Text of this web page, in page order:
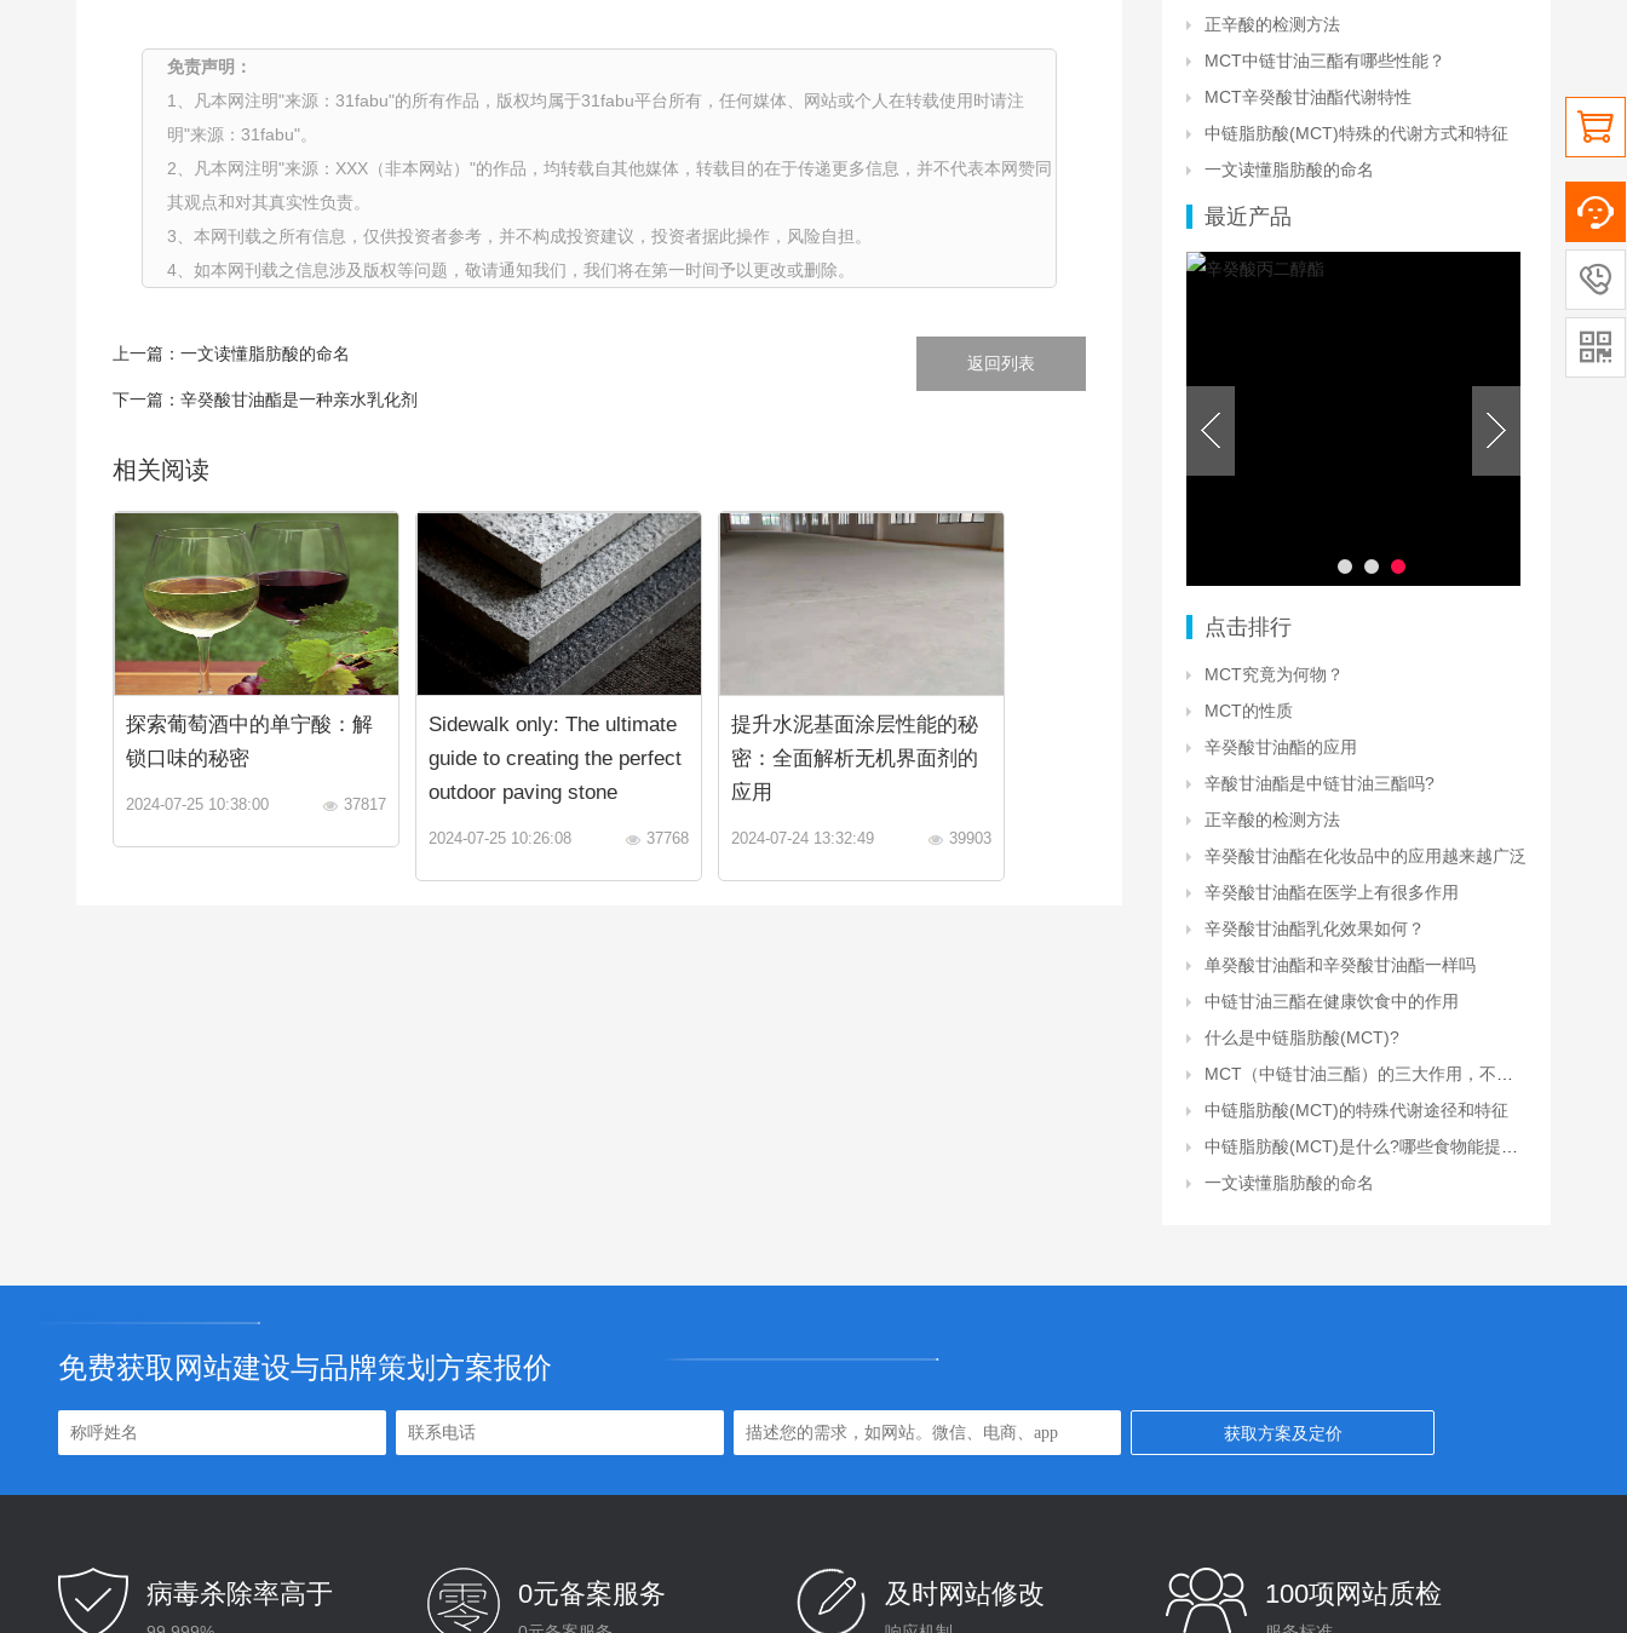
免责声明：
1、凡本网注明"来源：31fabu"的所有作品，版权均属于31fabu平台所有，任何媒体、网站或个人在转载使用时请注
明"来源：31fabu"。
2、凡本网注明"来源：XXX（非本网站）"的作品，均转载自其他媒体，转载目的在于传递更多信息，并不代表本网赞同
其观点和对其真实性负责。
3、本网刊载之所有信息，仅供投资者参考，并不构成投资建议，投资者据此操作，风险自担。
4、如本网刊载之信息涉及版权等问题，敬请通知我们，我们将在第一时间予以更改或删除。
返回列表
上一篇： 一文读懂脂肪酸的命名
下一篇： 辛癸酸甘油酯是一种亲水乳化剂
相关阅读
探索葡萄酒中的单宁酸：解
锁口味的秘密
2024-07-25 10:38:00 37817
Sidewalk only: The ultimate
guide to creating the perfect
outdoor paving stone
2024-07-25 10:26:08 37768
提升水泥基面涂层性能的秘
密：全面解析无机界面剂的
应用
2024-07-24 13:32:49 39903
正辛酸的检测方法
MCT中链甘油三酯有哪些性能？
MCT辛癸酸甘油酯代谢特性
中链脂肪酸(MCT)特殊的代谢方式和特征
一文读懂脂肪酸的命名
最近产品
点击排行
MCT究竟为何物？
MCT的性质
辛癸酸甘油酯的应用
辛酸甘油酯是中链甘油三酯吗?
正辛酸的检测方法
辛癸酸甘油酯在化妆品中的应用越来越广泛
辛癸酸甘油酯在医学上有很多作用
辛癸酸甘油酯乳化效果如何？
单癸酸甘油酯和辛癸酸甘油酯一样吗
中链甘油三酯在健康饮食中的作用
什么是中链脂肪酸(MCT)?
中链脂肪酸(MCT)的特殊代谢途径和特征
一文读懂脂肪酸的命名
免费获取网站建设与品牌策划方案报价
病毒杀除率高于 0元备案服务 及时网站修改 100项网站质检


